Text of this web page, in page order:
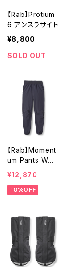
【Rab】Protium
6 アンスラサイト
¥8,800
SOLD OUT
【Rab】Moment
um Pants Wmn
s
¥12,870
10%OFF